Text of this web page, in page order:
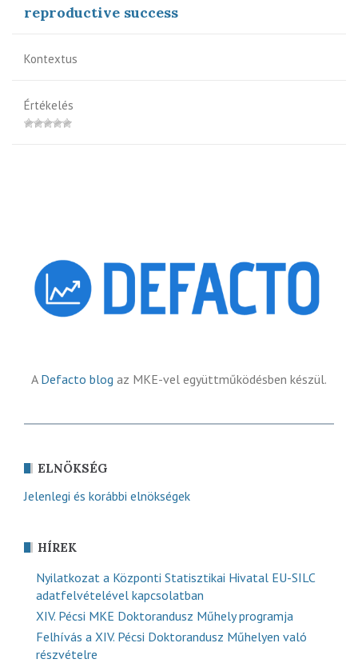
reproductive success
Kontextus
Értékelés
A Defacto blog az MKE-vel együttműködésben készül.
ELNÖKSÉG
Jelenlegi és korábbi elnökségek
HÍREK
Nyilatkozat a Központi Statisztikai Hivatal EU-SILC
adatfelvételével kapcsolatban
XIV. Pécsi MKE Doktorandusz Műhely programja
Felhívás a XIV. Pécsi Doktorandusz Műhelyen való
részvételre